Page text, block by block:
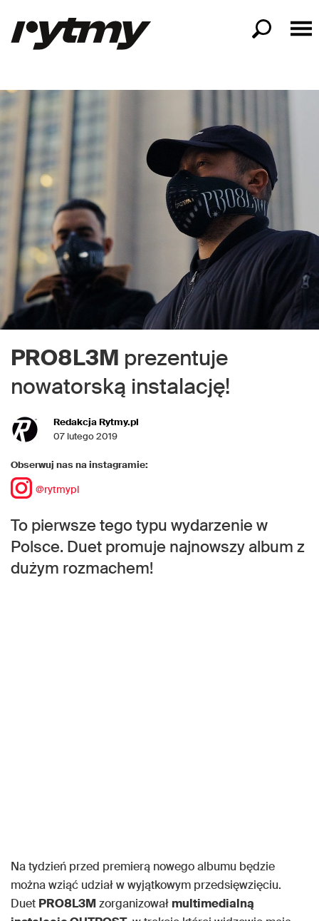
PRO8L3M prezentuje
nowatorską instalację!
Redakcja Rytmy.pl
07 lutego 2019
Obserwuj nas na instagramie:
@rytmypl
To pierwsze tego typu wydarzenie w
Polsce. Duet promuje najnowszy album z
dużym rozmachem!
Na tydzień przed premierą nowego albumu będzie
można wziąć udział w wyjątkowym przedsięwzięciu.
Duet PRO8L3Mzorganizował multimedialną